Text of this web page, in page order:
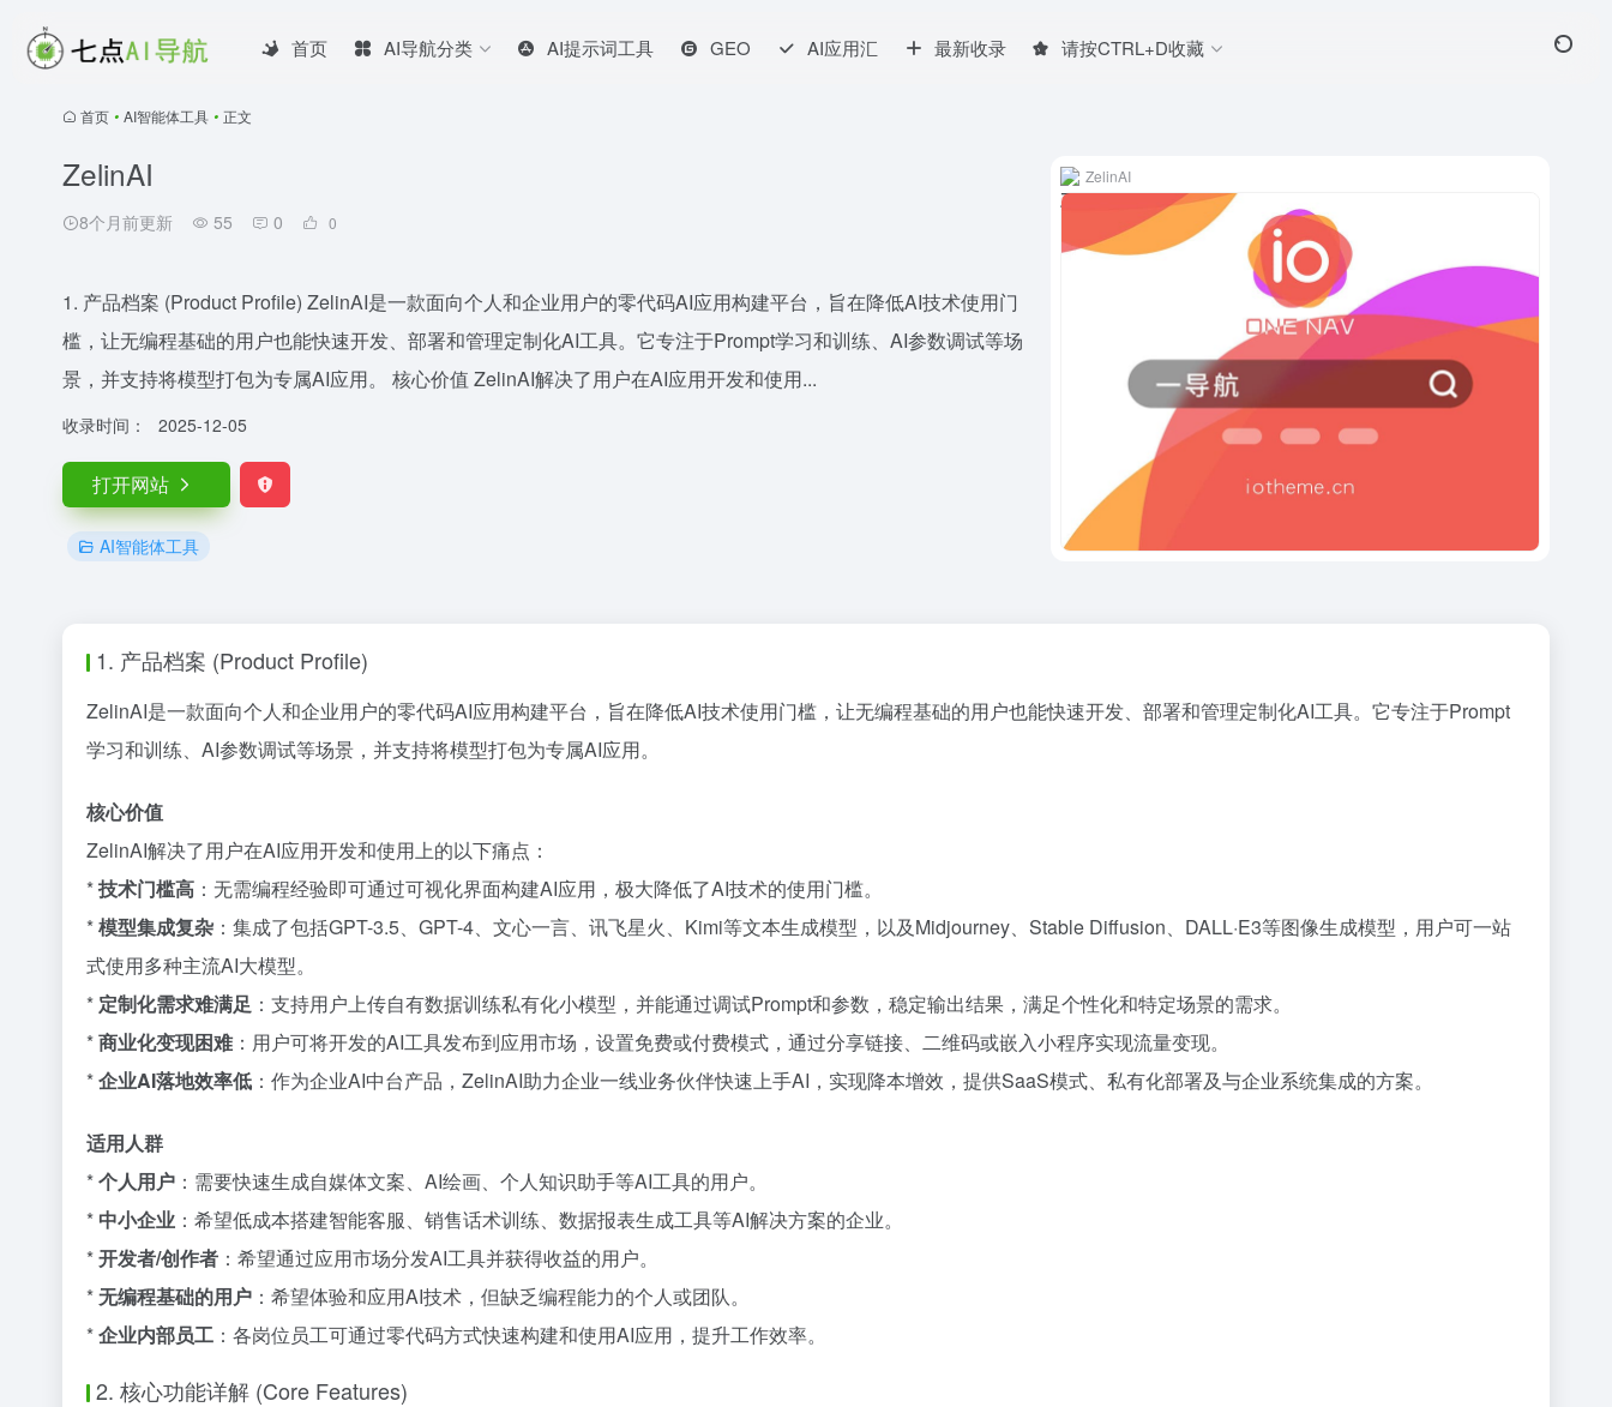
首页 AI导航分类 AI提示词工具 GEO AI应用汇 最新收录 请按CTRL+D收藏
首页 • AI智能体工具 • 正文
ZelinAI
8个月前更新 55 0 0
1. 产品档案 (Product Profile) ZelinAI是一款面向个人和企业用户的零代码AI应用构建平台，旨在降低AI技术使用门
槛，让无编程基础的用户也能快速开发、部署和管理定制化AI工具。它专注于Prompt学习和训练、AI参数调试等场
景，并支持将模型打包为专属AI应用。 核心价值 ZelinAI解决了用户在AI应用开发和使用...
收录时间： 2025-12-05
打开网站
AI智能体工具
ZelinAI
1. 产品档案 (Product Profile)
ZelinAI是一款面向个人和企业用户的零代码AI应用构建平台，旨在降低AI技术使用门槛，让无编程基础的用户也能快速开发、部署和管理定制化AI工具。它专注于Prompt
学习和训练、AI参数调试等场景，并支持将模型打包为专属AI应用。
核心价值
ZelinAI解决了用户在AI应用开发和使用上的以下痛点：
*技术门槛高 ：无需编程经验即可通过可视化界面构建AI应用，极大降低了AI技术的使用门槛。
*模型集成复杂 ：集成了包括GPT-3.5、GPT-4、文心一言、讯飞星火、Kimi等文本生成模型，以及Midjourney、Stable Diffusion、DALL·E3等图像生成模型，用户可一站
式使用多种主流AI大模型。
* 定制化需求难满足 ：支持用户上传自有数据训练私有化小模型，并能通过调试Prompt和参数，稳定输出结果，满足个性化和特定场景的需求。
*商业化变现困难：用户可将开发的AI工具发布到应用市场，设置免费或付费模式，通过分享链接、二维码或嵌入小程序实现流量变现。
*企业AI落地效率低 ：作为企业AI中台产品，ZelinAI助力企业一线业务伙伴快速上手AI，实现降本增效，提供SaaS模式、私有化部署及与企业系统集成的方案。
适用人群
*个人用户 ：需要快速生成自媒体文案、AI绘画、个人知识助手等AI工具的用户。
* 中小企业 ：希望低成本搭建智能客服、销售话术训练、数据报表生成工具等AI解决方案的企业。
*开发者/创作者 ：希望通过应用市场分发AI工具并获得收益的用户。
*无编程基础的用户 ：希望体验和应用AI技术，但缺乏编程能力的个人或团队。
*企业内部员工 ：各岗位员工可通过零代码方式快速构建和使用AI应用，提升工作效率。
2. 核心功能详解 (Core Features)